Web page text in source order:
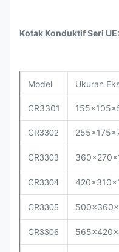
Kotak Konduktif Seri UE:
Model Ukuran
CR3301
CR3302
CR3303
CR3304
CR3305
CR3306